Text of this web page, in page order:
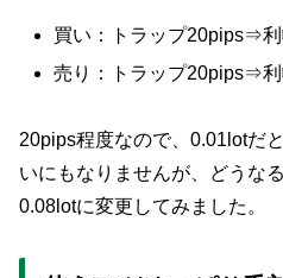
買い：トラップ20pips⇒
売り：トラップ20pips⇒
20pips程度なので、0.01lotだ
いにもなりませんが、どうな
0.08lotに変更してみました。